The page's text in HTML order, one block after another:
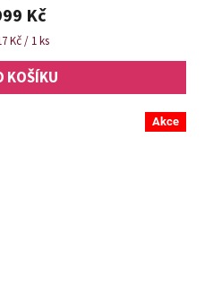
z
5
hvězdiček.
Kč
Kč / 1 ks
KOŠÍKU
Akce